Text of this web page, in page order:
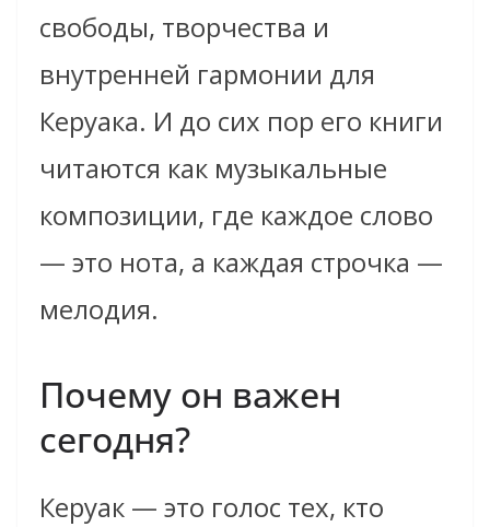
свободы, творчества и
внутренней гармонии для
Керуака. И до сих пор его книги
читаются как музыкальные
композиции, где каждое слово
— это нота, а каждая строчка —
мелодия.
Почему он важен
сегодня?
Керуак — это голос тех, кто